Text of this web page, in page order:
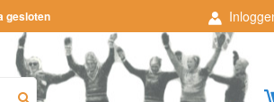
gesloten